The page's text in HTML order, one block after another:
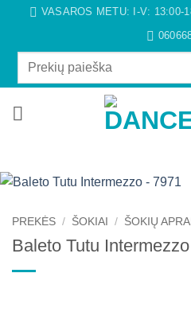
content
VASAROS METU: I-V: 13:00-
Ieškoti:
PREKĖS / ŠOKIAI / ŠOKIŲ
Baleto Tutu